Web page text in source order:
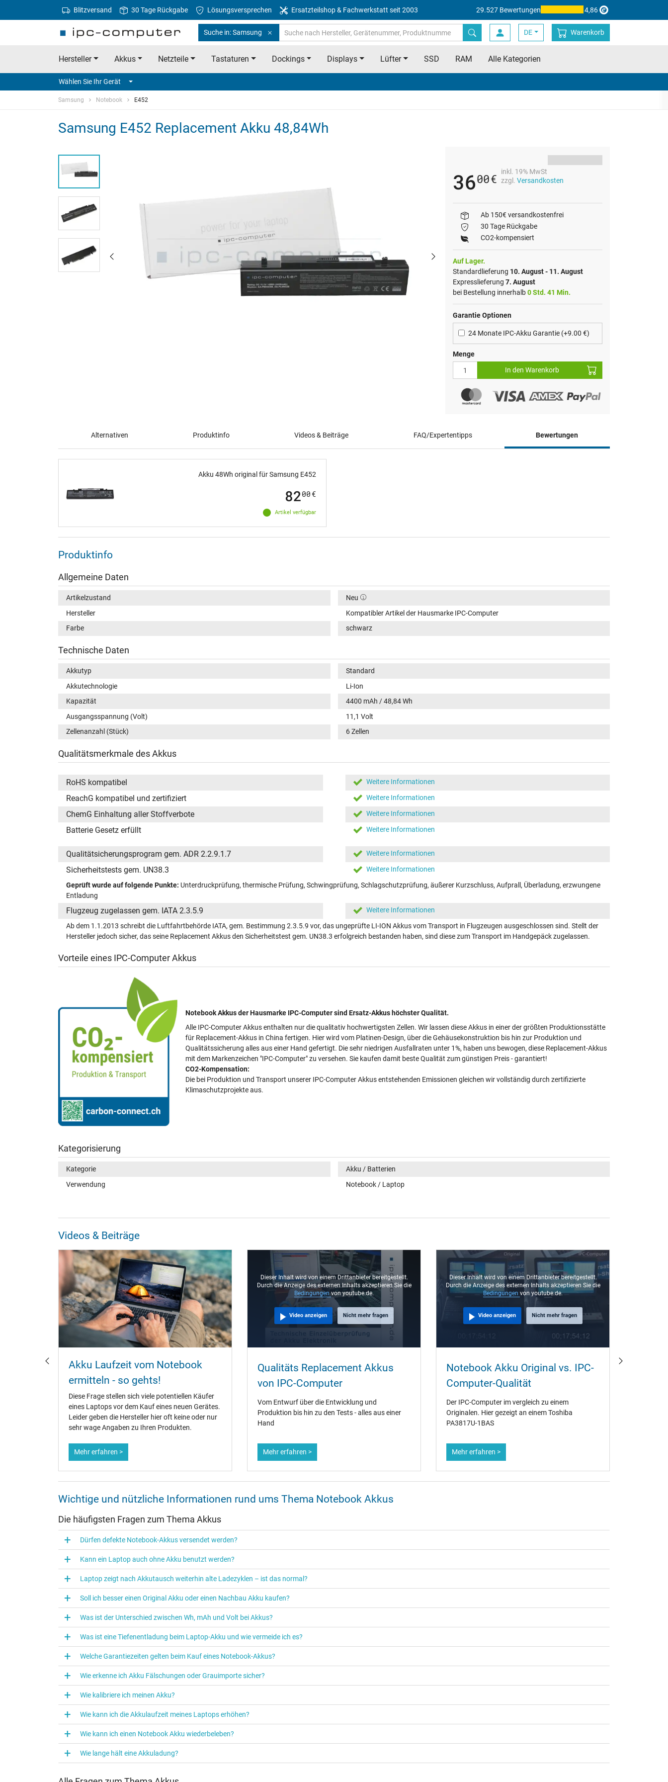
Blitzversand 30 Tage Rückgabe Lösungsversprechen Ersatzteilshop & Fachwerkstatt seit 2003 29.527 Bewertungen 4,86
Suche in: Samsung DE Warenkorb
Hersteller Akkus Netzteile Tastaturen Dockings Displays Lüfter SSD RAM Alle Kategorien
Wählen Sie Ihr Gerät
Samsung Notebook E452
Samsung E452 Replacement Akku 48,84Wh
3600€
inkl. 19% MwSt
zzgl. Versandkosten
Ab 150€ versandkostenfrei
30 Tage Rückgabe
CO2-kompensiert
Auf Lager.
Standardlieferung 10. August - 11. August
Expresslieferung 7. August
bei Bestellung innerhalb0 Std. 41 Min.
Garantie Optionen
24 Monate IPC-Akku Garantie (+9.00 €)
Menge
In den Warenkorb
Alternativen Produktinfo Videos & Beiträge FAQ/Expertentipps Bewertungen
Akku 48Wh original für Samsung E452
Artikel verfügbar
8200 €
Produktinfo
Allgemeine Daten
Artikelzustand
Neu
Hersteller
Kompatibler Artikel der Hausmarke IPC-Computer
Farbe
schwarz
Technische Daten
Akkutyp
Standard
Akkutechnologie
Li-Ion
Kapazität
4400 mAh / 48,84 Wh
Ausgangsspannung (Volt)
11,1 Volt
Zellenanzahl (Stück)
6 Zellen
Qualitätsmerkmale des Akkus
RoHS kompatibel Weitere Informationen
ReachG kompatibel und zertifiziert Weitere Informationen
ChemG Einhaltung aller Stoffverbote Weitere Informationen
Batterie Gesetz erfüllt Weitere Informationen
Qualitätsicherungsprogram gem. ADR 2.2.9.1.7 Weitere Informationen
Sicherheitstests gem. UN38.3
Weitere Informationen
Geprüft wurde auf folgende Punkte: Unterdruckprüfung, thermische Prüfung, Schwingprüfung, Schlagschutzprüfung, äußerer Kurzschluss, Aufprall, Überladung, erzwungene
Entladung
Flugzeug zugelassen gem. IATA 2.3.5.9
Weitere Informationen
Ab dem 1.1.2013 schreibt die Luftfahrtbehörde IATA, gem. Bestimmung 2.3.5.9 vor, das ungeprüfte LI-ION Akkus vom Transport in Flugzeugen ausgeschlossen sind. Stellt der
Hersteller jedoch sicher, das seine Replacement Akkus den Sicherheitstest gem. UN38.3 erfolgreich bestanden haben, sind diese zum Transport im Handgepäck zugelassen.
Vorteile eines IPC-Computer Akkus
Notebook Akkus der Hausmarke IPC-Computer sind Ersatz-Akkus höchster Qualität.
Alle IPC-Computer Akkus enthalten nur die qualitativ hochwertigsten Zellen. Wir lassen diese Akkus in einer der größten Produktionsstätte
für Replacement-Akkus in China fertigen. Hier wird vom Platinen-Design, über die Gehäusekonstruktion bis hin zur Produktion und
Qualitätssicherung alles aus einer Hand gefertigt. Die sehr niedrigen Ausfallraten unter 1%, haben uns bewogen, diese Replacement-Akkus
mit dem Markenzeichen "IPC-Computer" zu versehen. Sie kaufen damit beste Qualität zum günstigen Preis - garantiert!
CO2-Kompensation:
Die bei Produktion und Transport unserer IPC-Computer Akkus entstehenden Emissionen gleichen wir vollständig durch zertifizierte
Klimaschutzprojekte aus.
Kategorisierung
Kategorie
Akku / Batterien
Verwendung
Notebook / Laptop
Videos & Beiträge
Akku Laufzeit vom Notebook
ermitteln - so gehts!
Diese Frage stellen sich viele potentiellen Käufer
eines Laptops vor dem Kauf eines neuen Gerätes.
Leider geben die Hersteller hier oft keine oder nur
sehr wage Angaben zu Ihren Produkten.
Mehr erfahren >
Dieser Inhalt wird von einem Drittanbieter bereitgestellt.
Durch die Anzeige des externen Inhalts akzeptieren Sie die
Bedingungenvon youtube.de.
Video anzeigen Nicht mehr fragen
Qualitäts Replacement Akkus
von IPC-Computer
Vom Entwurf über die Entwicklung und
Produktion bis hin zu den Tests - alles aus einer
Hand
Mehr erfahren >
Dieser Inhalt wird von einem Drittanbieter bereitgestellt.
Durch die Anzeige des externen Inhalts akzeptieren Sie die
Bedingungen von youtube.de.
Video anzeigen Nicht mehr fragen
Notebook Akku Original vs. IPC-
Computer-Qualität
Der IPC-Computer im vergleich zu einem
Originalen. Hier gezeigt an einem Toshiba
PA3817U-1BAS
Mehr erfahren >
Wichtige und nützliche Informationen rund ums Thema Notebook Akkus
Die häufigsten Fragen zum Thema Akkus
Dürfen defekte Notebook-Akkus versendet werden?
Kann ein Laptop auch ohne Akku benutzt werden?
Laptop zeigt nach Akkutausch weiterhin alte Ladezyklen – ist das normal?
Soll ich besser einen Original Akku oder einen Nachbau Akku kaufen?
Was ist der Unterschied zwischen Wh, mAh und Volt bei Akkus?
Was ist eine Tiefenentladung beim Laptop‑Akku und wie vermeide ich es?
Welche Garantiezeiten gelten beim Kauf eines Notebook-Akkus?
Wie erkenne ich Akku Fälschungen oder Grauimporte sicher?
Wie kalibriere ich meinen Akku?
Wie kann ich die Akkulaufzeit meines Laptops erhöhen?
Wie kann ich einen Notebook Akku wiederbeleben?
Wie lange hält eine Akkuladung?